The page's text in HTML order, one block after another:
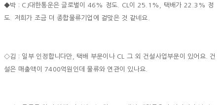
◆박 : CJ대한통운은 글로벌이 46% 정도. CL이 25.1%, 택배가 22.3% 정
도. 저희가 조금 더 종합물류기업에 걸맞은 것 같네요.
◇김 : 일부 인정합니다만, 택배 부문이나 CL 그 외 건설사업부문이 있어요. 건
설은 매출액이 7400억원인데 물류와 연관이 있나요.